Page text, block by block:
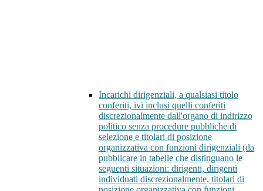
Incarichi dirigenziali, a qualsiasi titolo
conferiti, ivi inclusi quelli conferiti
discrezionalmente dall'organo di indirizzo
politico senza procedure pubbliche di
selezione e titolari di posizione
organizzativa con funzioni dirigenziali (da
pubblicare in tabelle che distinguano le
seguenti situazioni: dirigenti, dirigenti
individuati discrezionalmente, titolari di